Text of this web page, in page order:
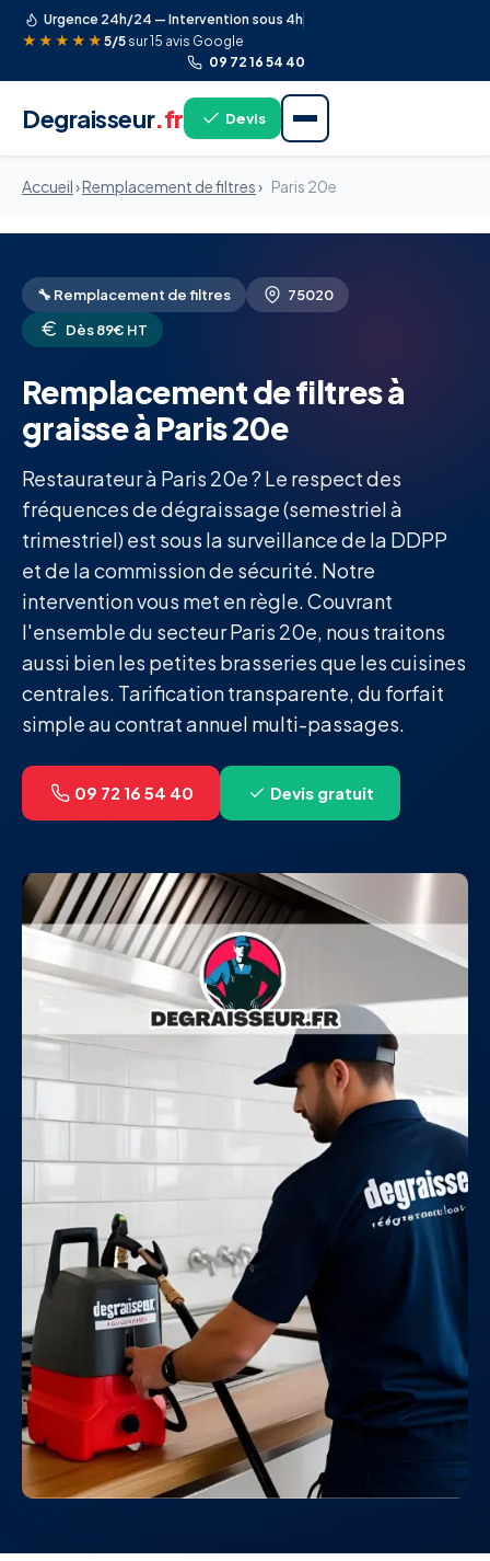
Urgence 24h/24 — Intervention sous 4h
★★★★★ 5/5 sur 15 avis Google
09 72 16 54 40
Degraisseur.fr Devis
Accueil›Remplacement de filtres› Paris 20e
🔧 Remplacement de filtres
75020
Dès 89€ HT
Remplacement de filtres à
graisse à Paris 20e
Restaurateur à Paris 20e ? Le respect des
fréquences de dégraissage (semestriel à
trimestriel) est sous la surveillance de la DDPP
et de la commission de sécurité. Notre
intervention vous met en règle. Couvrant
l'ensemble du secteur Paris 20e, nous traitons
aussi bien les petites brasseries que les cuisines
centrales. Tarification transparente, du forfait
simple au contrat annuel multi-passages.
09 72 16 54 40 Devis gratuit